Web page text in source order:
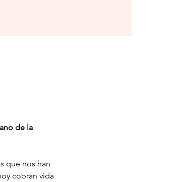
de la
que nos han
cobran vida